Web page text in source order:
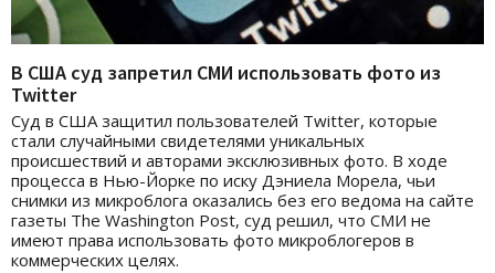
В США суд запретил СМИ использовать фото из
Twitter
Cуд в США защитил пользователей Twitter, которые
стали случайными свидетелями уникальных
происшествий и авторами эксклюзивных фото. В ходе
процесса в Нью-Йорке по иску Дэниела Морела, чьи
снимки из микроблога оказались без его ведома на сайте
газеты The Washington Post, суд решил, что СМИ не
имеют права использовать фото микроблогеров в
коммерческих целях.